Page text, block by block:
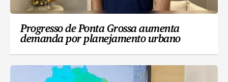
Progresso de Ponta Grossa aumenta
demanda por planejamento urbano